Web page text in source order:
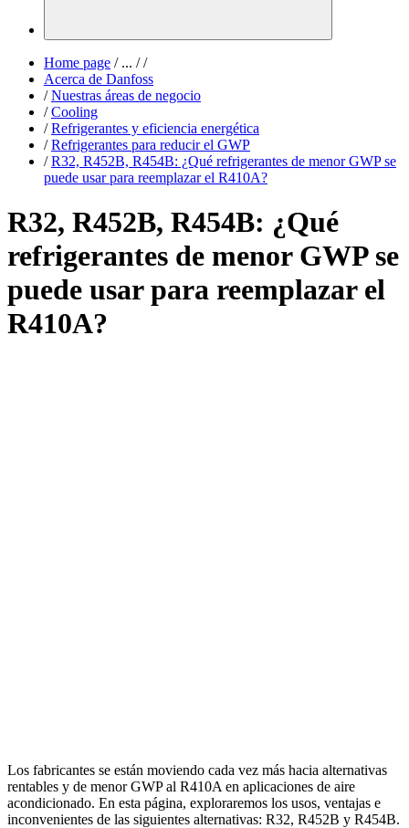
Home page /... / /
Acerca de Danfoss
/ Nuestras áreas de negocio
/ Cooling
/ Refrigerantes y eficiencia energética
/ Refrigerantes para reducir el GWP
/ R32, R452B, R454B: ¿Qué refrigerantes de menor GWP se
puede usar para reemplazar el R410A?
R32, R452B, R454B: ¿Qué
refrigerantes de menor GWP se
puede usar para reemplazar el
R410A?
Los fabricantes se están moviendo cada vez más hacia alternativas
rentables y de menor GWP al R410A en aplicaciones de aire
acondicionado. En esta página, exploraremos los usos, ventajas e
inconvenientes de las siguientes alternativas: R32, R452B y R454B.